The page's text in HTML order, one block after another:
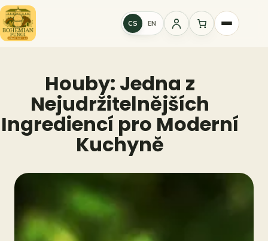
Přeskočit
na
obsah
CS EN
Přihlášení
Houby: Jedna z
Nejudržitelnějších
Ingrediencí pro Moderní
Kuchyně